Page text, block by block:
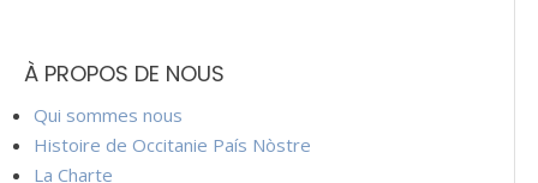
À PROPOS DE NOUS
Qui sommes nous
Histoire de Occitanie País Nòstre
La Charte